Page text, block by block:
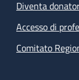
Diventa
Accesso di
Comitato